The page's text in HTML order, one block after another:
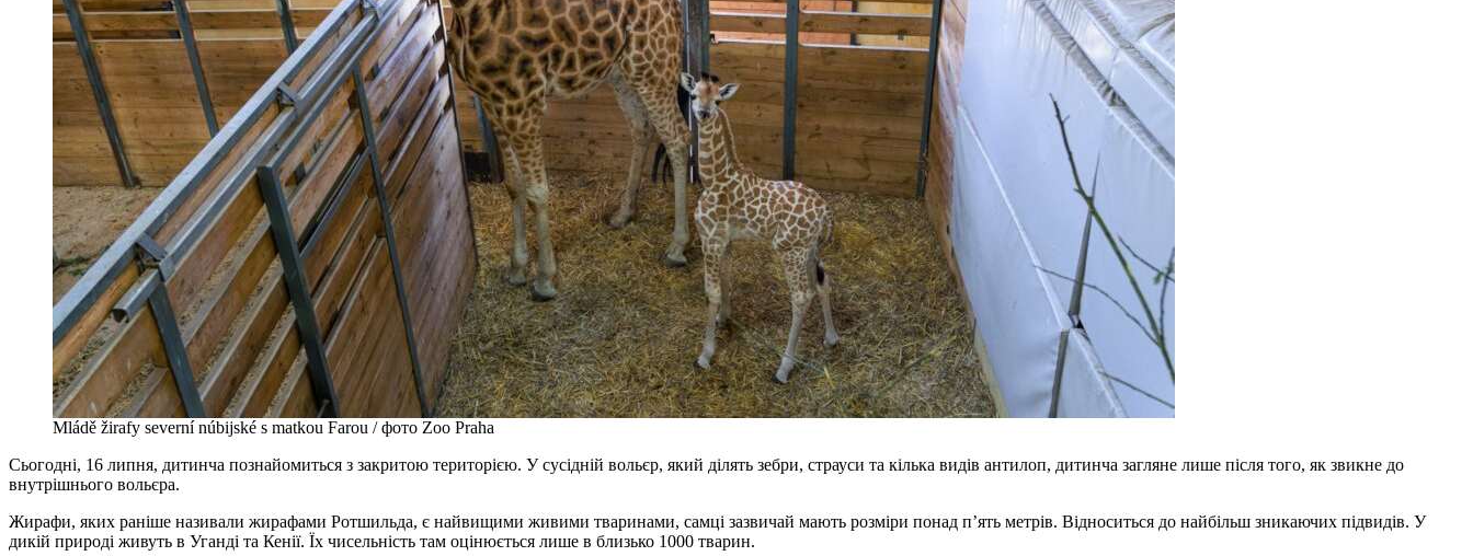
Mládě žirafy severní núbijské s matkou Farou / фото Zoo Praha
Сьогодні, 16 липня, дитинча познайомиться з закритою територією. У сусідній вольєр, який ділять зебри, страуси та кілька видів антилоп, дитинча загляне лише після того, як звикне до
внутрішнього вольєра.
Жирафи, яких раніше називали жирафами Ротшильда, є найвищими живими тваринами, самці зазвичай мають розміри понад п’ять метрів. Відноситься до найбільш зникаючих підвидів. У
дикій природі живуть в Уганді та Кенії. Їх чисельність там оцінюється лише в близько 1000 тварин.